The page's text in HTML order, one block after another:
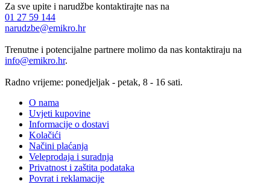
Za sve upite i narudžbe kontaktirajte nas na
01 27 59 144
narudzbe@emikro.hr
Trenutne i potencijalne partnere molimo da nas kontaktiraju na
info@emikro.hr.
Radno vrijeme: ponedjeljak - petak, 8 - 16 sati.
O nama
Uvjeti kupovine
Informacije o dostavi
Kolačići
Načini plaćanja
Veleprodaja i suradnja
Privatnost i zaštita podataka
Povrat i reklamacije